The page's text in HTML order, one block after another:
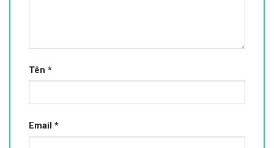
Tên *
Email *